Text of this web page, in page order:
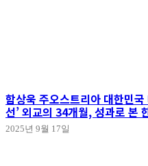
함상욱 주오스트리아 대한민
선’ 외교의 34개월, 성과로 본
2025년 9월 17일